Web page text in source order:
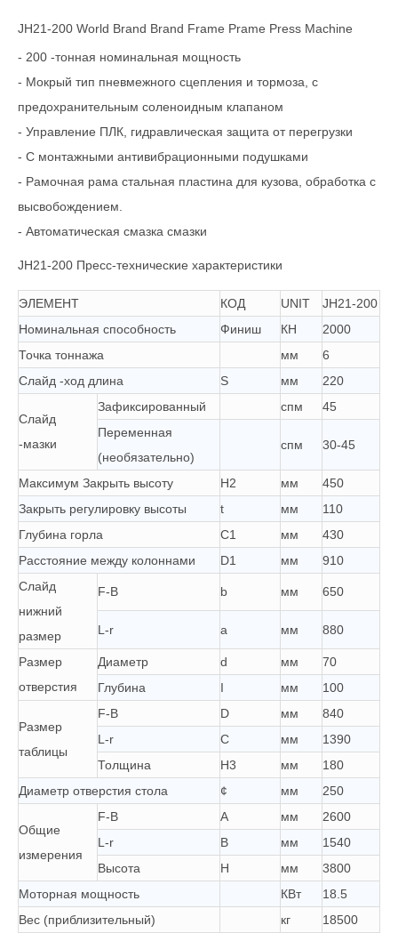
JH21-200 World Brand Brand Frame Prame Press Machine
- 200 -тонная номинальная мощность
- Мокрый тип пневмежного сцепления и тормоза, с
предохранительным соленоидным клапаном
- Управление ПЛК, гидравлическая защита от перегрузки
- С монтажными антивибрационными подушками
- Рамочная рама стальная пластина для кузова, обработка с
высвобождением.
- Автоматическая смазка смазки
JH21-200 Пресс-технические характеристики
ЭЛЕМЕНТ КОД UNIT
JH21-200
Номинальная способность
Финиш КН
2000
Точка тоннажа
мм
6
Слайд -ход длина
S мм 220
Слайд
-мазки
Зафиксированный спм
45
Переменная
(необязательно)
спм 30-45
Максимум Закрыть высоту H2 мм
450
Закрыть регулировку высоты
t мм
110
Глубина горла
C1 мм
430
Расстояние между колоннами
D1 мм
910
Слайд
нижний
размер
F-B b мм 650
L-r a мм 880
Размер
отверстия
Диаметр d мм
70
Глубина
I мм 100
Размер
таблицы
F-B D мм
840
L-r
C мм
1390
Толщина
H3 мм
180
Диаметр отверстия стола
¢ мм 250
Общие
измерения
F-B A мм
2600
L-r
B мм
1540
Высота
H мм
3800
Моторная мощность
КВт
18.5
Вес (приблизительный)
кг 18500